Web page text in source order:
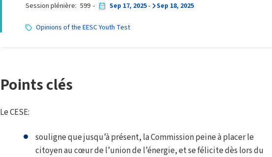
Session plénière 599 Sep 17, 2025- Sep 18, 2025
Opinions of the EESC Youth Test
Points clés
Le CESE:
souligne que jusqu’à présent, la Commission peine à placer le
citoyen au cœur de l’union de l’énergie, et se félicite dès lors du